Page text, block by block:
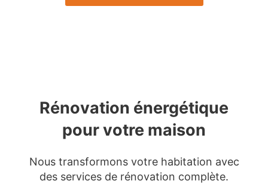
Rénovation énergétique
pour votre maison
Nous transformons votre habitation avec
des services de rénovation complète.